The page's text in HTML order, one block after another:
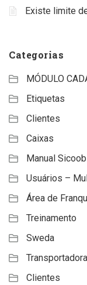
Existe limite
Categorias
MÓDULO
Etiquetas
Clientes
Caixas
Manual Sicoob
Usuários –
Área de
Treinamento
Sweda
Transportadora
Clientes